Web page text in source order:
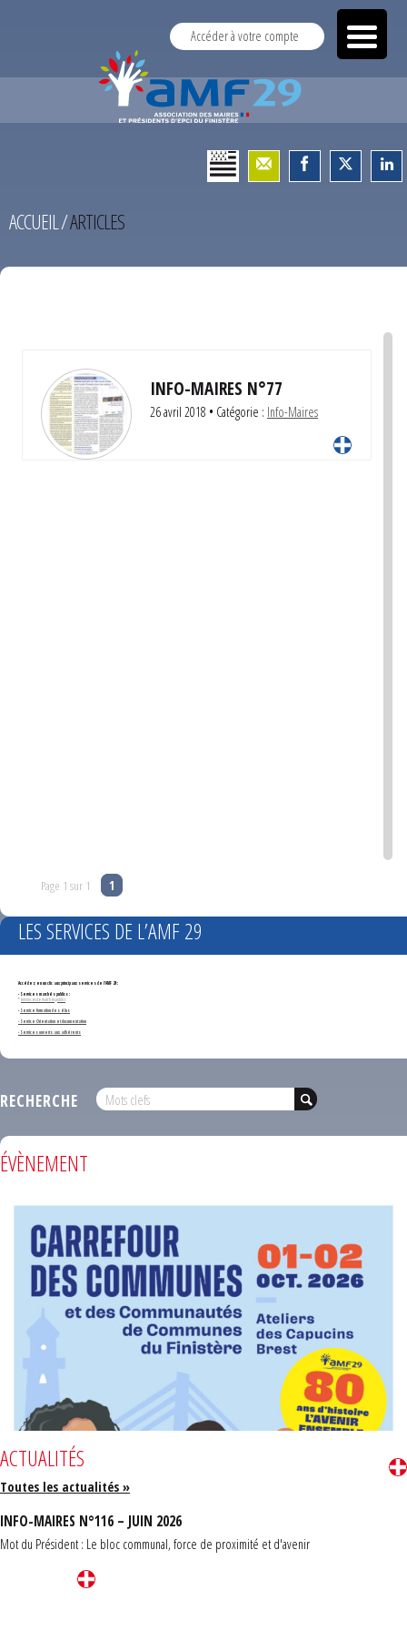
Accéder à votre compte
ACCUEIL/ARTICLES
INFO-MAIRES N°77
26 avril 2018 • Catégorie : Info-Maires
Page 1 sur 1 1
LES SERVICES DE L’AMF 29
Accédez en un clic aux principaux services de l'AMF 29 :
- Services marchés publics :
*Annonces de marchés publics
-Service formation des élus
- Service Orientation et documentation
- Services ouverts aux adhérents
RECHERCHE
ÉVÈNEMENT
ACTUALITÉS
Toutes les actualités »
INFO-MAIRES N°116 – JUIN 2026
Mot du Président : Le bloc communal, force de proximité et d'avenir